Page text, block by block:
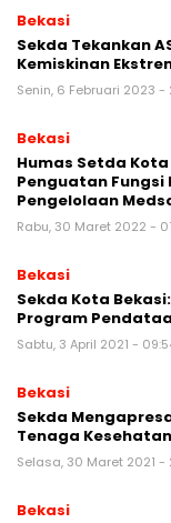
Bekasi
Sekda Tekankan
Kemiskinan
Senin, 6 Februari 2023 -
Bekasi
Humas Setda
Penguatan Fungsi
Pengelolaan
Rabu, 30 Maret 2022 -
Bekasi
Sekda Kota
Program
Sabtu, 3 April 2021 -
Bekasi
Sekda
Tenaga Kesehatan
Selasa, 30 Maret 2021 -
Bekasi